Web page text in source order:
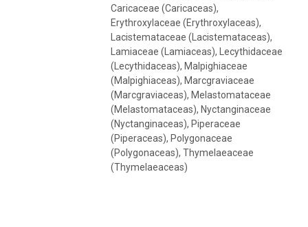
Caricaceae (Caricaceas),
Erythroxylaceae (Erythroxylaceas),
Lacistemataceae (Lacistemataceas),
Lamiaceae (Lamiaceas), Lecythidaceae
(Lecythidaceas), Malpighiaceae
(Malpighiaceas), Marcgraviaceae
(Marcgraviaceas), Melastomataceae
(Melastomataceas), Nyctanginaceae
(Nyctanginaceas), Piperaceae
(Piperaceas), Polygonaceae
(Polygonaceas), Thymelaeaceae
(Thymelaeaceas)